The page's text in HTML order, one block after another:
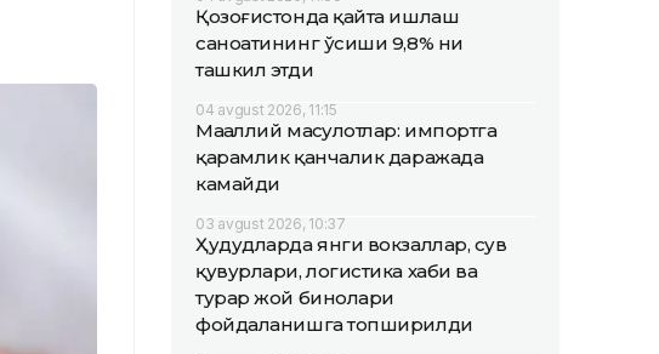
Қозоғистонда қайта ишлаш
саноатининг ўсиши 9,8% ни
ташкил этди
04 avgust 2026, 11:15
Маҳаллий маҳсулотлар: импортга
қарамлик қанчалик даражада
камайди
03 avgust 2026, 10:37
Ҳудудларда янги вокзаллар, сув
қувурлари, логистика хаби ва
турар жой бинолари
фойдаланишга топширилди